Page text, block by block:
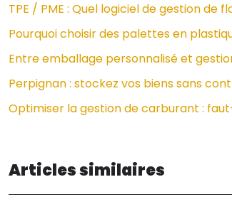
TPE / PME : Quel logiciel de gestion
Pourquoi choisir des palettes en
Entre emballage personnalisé et
Perpignan : stockez vos biens sans
Optimiser la gestion de carburant :
Articles similaires